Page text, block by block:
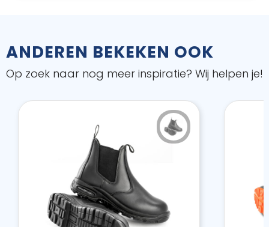
ANDEREN BEKEKEN OOK
Op zoek naar nog meer inspiratie? Wij helpen je!